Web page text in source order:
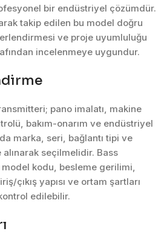
bir endüstriyel çözümdür.
takip edilen bu model doğru
ve proje uyumluluğu
incelenmeye uygundur.
pano imalatı, makine
bakım-onarım ve endüstriyel
marka, seri, bağlantı tipi ve
alınarak seçilmelidir. Bass
kodu, besleme gerilimi,
çıkış yapısı ve ortam şartları
edilebilir.